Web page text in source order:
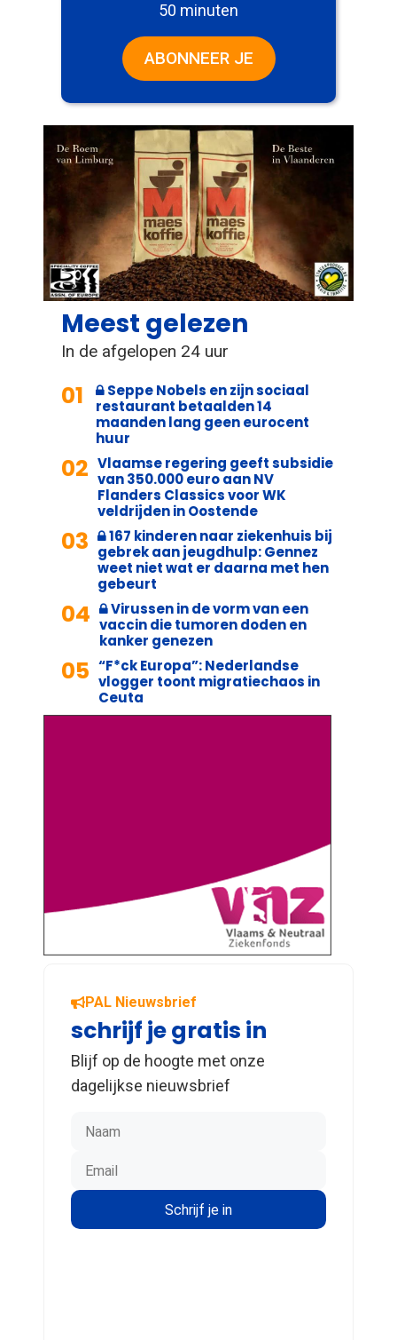
50 minuten
ABONNEER JE
Meest gelezen
In de afgelopen 24 uur
01
Seppe Nobels en zijn sociaal
restaurant betaalden 14
maanden lang geen eurocent
huur
02 Vlaamse regering geeft subsidie
van 350.000 euro aan NV
Flanders Classics voor WK
veldrijden in Oostende
03
167 kinderen naar ziekenhuis bij
gebrek aan jeugdhulp: Gennez
weet niet wat er daarna met hen
gebeurt
04
Virussen in de vorm van een
vaccin die tumoren doden en
kanker genezen
05 “F*ck Europa”: Nederlandse
vlogger toont migratiechaos in
Ceuta
PAL Nieuwsbrief
schrijf je gratis in
Blijf op de hoogte met onze
dagelijkse nieuwsbrief